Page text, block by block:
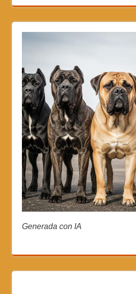
Generada con IA